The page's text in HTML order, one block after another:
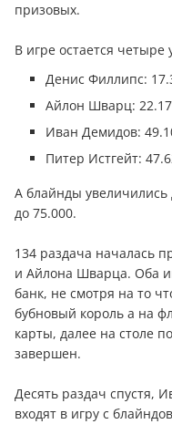
призовых.
В игре остается четыре
Денис Филлипс:
Айлон Шварц:
Иван Демидов:
Питер Истгейт:
А блайнды
до 75.000.
134 раздача началась
и Айлона Шварца. Оба
банк, не смотря на то
бубновый король а на
карты, далее на столе
завершен.
Десять раздач спустя,
входят в игру с